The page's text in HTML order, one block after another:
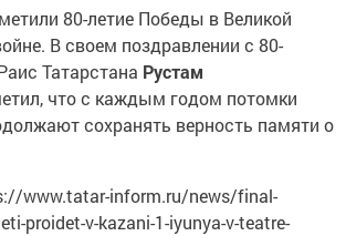
80-летие Победы в Великой
В своем поздравлении с 80-
Татарстана Рустам
что с каждым годом потомки
сохранять верность памяти о
www.tatar-inform.ru/news/final-
proidet-v-kazani-1-iyunya-v-teatre-